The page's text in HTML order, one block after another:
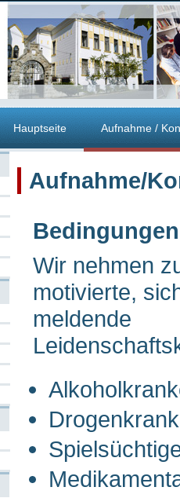
Hauptseite Aufnahme /
Aufnahme/
Bedingungen
Wir nehmen
motivierte,
meldende